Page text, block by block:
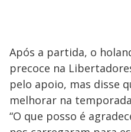
Após a partida, o
precoce na
pelo apoio, mas disse
melhorar na
“O que posso é